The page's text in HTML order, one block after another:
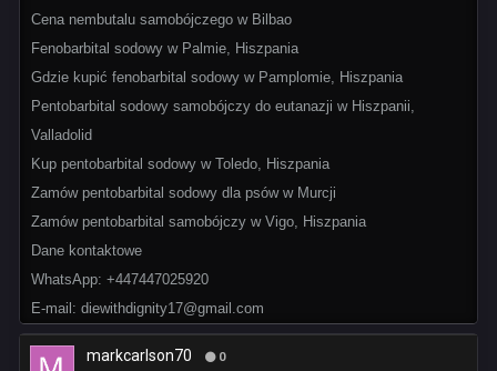
Cena nembutalu samobójczego w Bilbao
Fenobarbital sodowy w Palmie, Hiszpania
Gdzie kupić fenobarbital sodowy w Pamplomie, Hiszpania
Pentobarbital sodowy samobójczy do eutanazji w Hiszpanii,
Valladolid
Kup pentobarbital sodowy w Toledo, Hiszpania
Zamów pentobarbital sodowy dla psów w Murcji
Zamów pentobarbital samobójczy w Vigo, Hiszpania
Dane kontaktowe
WhatsApp: +447447025920
E-mail: diewithdignity17@gmail.com
markcarlson70 0